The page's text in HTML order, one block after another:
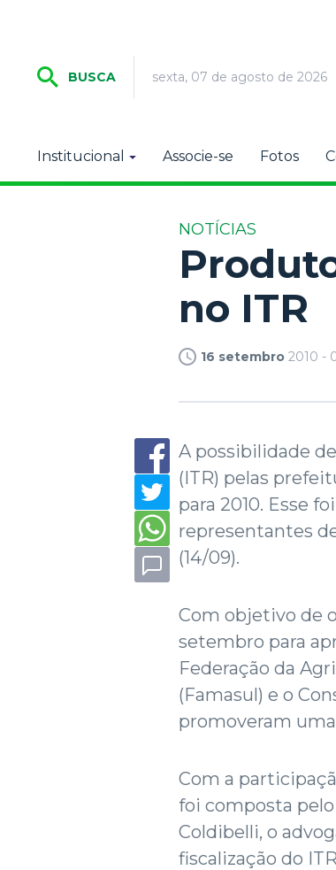
BUSCA sexta, 07 de agosto de 2026
Institucional Associe-se Fotos
NOTÍCIAS
no ITR
16 setembro 2010 -
A possibilidade
(ITR) pelas
para 2010. Esse
representantes
(14/09).
Com objetivo de
setembro para
Federação da
(Famasul) e o
promoveram
Com a
foi composta pelo
Coldibelli, o
fiscalização do